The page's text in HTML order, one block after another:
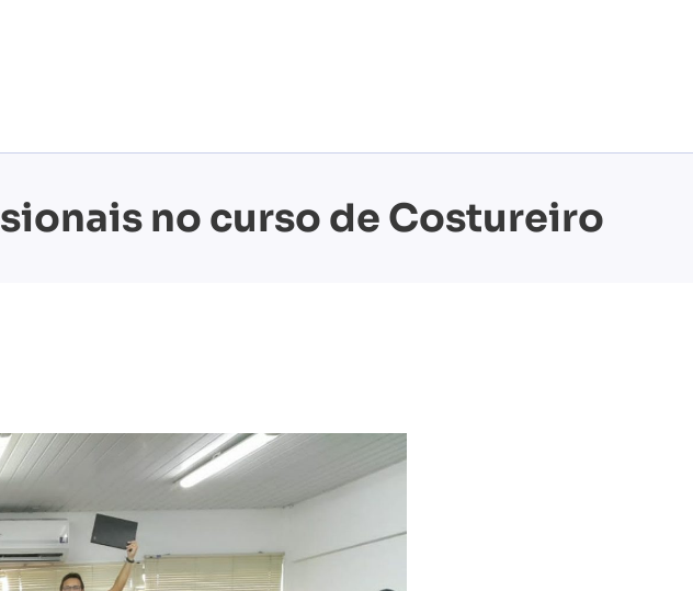
no curso de Costureiro